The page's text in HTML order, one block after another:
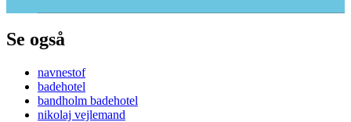
Se også
navnestof
badehotel
bandholm badehotel
nikolaj vejlemand